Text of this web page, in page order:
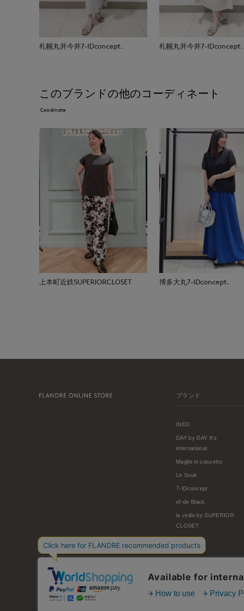
札幌丸井今井7-IDconcept. 札幌丸井今井7-IDconcept.
このブランドの他のコーディネート
Coodinate
上本町近鉄SUPERIORCLOSET 博多大丸7-IDconcept.
ブランド
INED
DAY by DAY It's
international
Maglie le cassetto
Le Souk
7-IDconcept.
ef-de Black
la veille by SUPERIOR
CLOSET
© FLANDRE CO., LTD.